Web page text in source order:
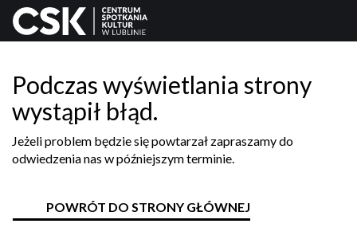
Podczas wyświetlania strony
wystąpił błąd.
Jeżeli problem będzie się powtarzał zapraszamy do
odwiedzenia nas w późniejszym terminie.
POWRÓT DO STRONY GŁÓWNEJ